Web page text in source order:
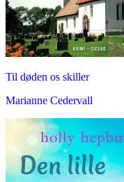
Til døden os skiller
Marianne Cedervall